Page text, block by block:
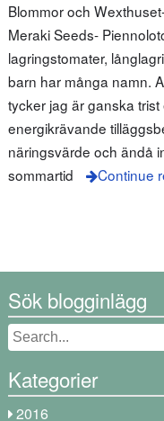
Blommor och
Meraki Seeds-
lagringstomater,
barn har många namn.
tycker jag är ganska
energikrävande
näringsvärde och ändå
sommartid
Continue
Sök blogginlägg
Kategorier
2016